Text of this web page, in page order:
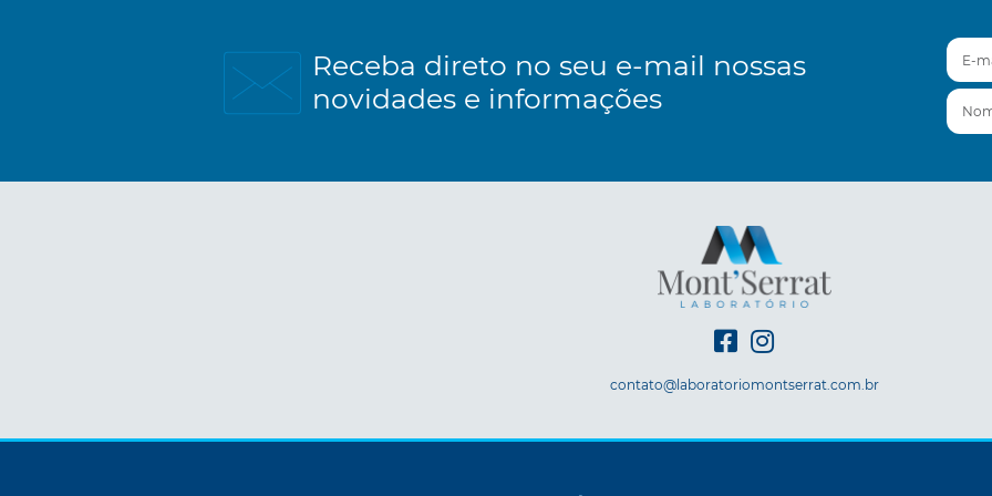
Receba direto no seu e-mail nossas
novidades e informações
E-mail
Nome
contato@laboratoriomontserrat.com.br